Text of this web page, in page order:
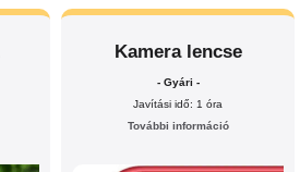
Kamera lencse
- Gyári -
Javítási idő: 1 óra
További információ